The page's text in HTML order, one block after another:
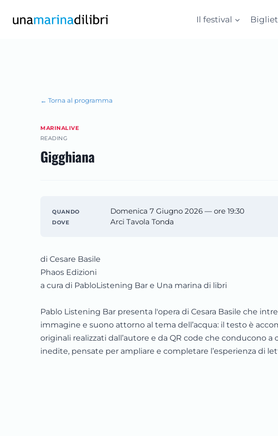
Il festival
← Torna al programma
MARINALIVE
READING
Gigghiana
QUANDO Domenica 7 Giugno 2026 — ore 19:30
DOVE Arci Tavola Tonda
di Cesare Basile
Phaos Edizioni
a cura di PabloListening Bar e Una marina di libri
Pablo Listening Bar presenta l'opera di Cesara Basile che
immagine e suono attorno al tema dell’acqua: il testo è
originali realizzati dall’autore e da QR code che conducono a
inedite, pensate per ampliare e completare l’esperienza di